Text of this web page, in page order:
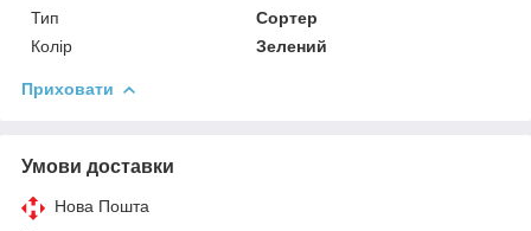
Тип
Сортер
Колір
Зелений
Приховати
Умови доставки
Нова Пошта